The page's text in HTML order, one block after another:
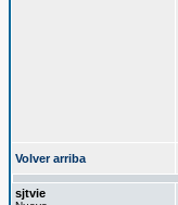
Volver arriba
sjtvie